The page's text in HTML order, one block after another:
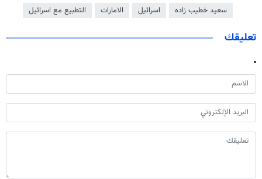
سعيد خطيب زاده اسرائيل الامارات التطبيع مع اسرائيل
تعليقك